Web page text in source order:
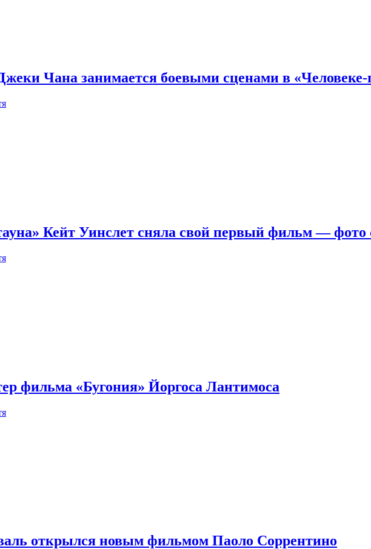
Чана занимается боевыми сценами в «Человеке-
Кейт Уинслет сняла свой первый фильм — фото
фильма «Бугония» Йоргоса Лантимоса
открылся новым фильмом Паоло Соррентино